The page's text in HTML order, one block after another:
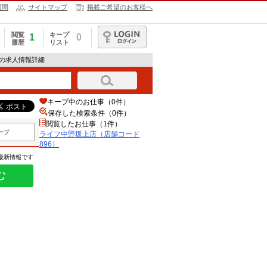
問 サイトマップ 掲載ご希望のお客様へ
閲覧
履歴
1
キープ
リスト
0
ログイン
求人情報詳細
プ
新情報です
キープ中のお仕事（0件）
保存した検索条件（0件）
閲覧したお仕事（1件）
ライフ中野坂上店（店舗コード
896）